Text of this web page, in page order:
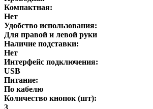
Компактная:
Нет
Удобство использования:
Для правой и левой руки
Наличие подставки:
Нет
Интерфейс подключения:
USB
Питание:
По кабелю
Количество кнопок (шт):
3